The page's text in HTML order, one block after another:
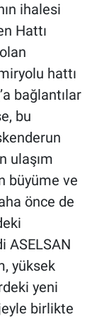
ihalesi
Hattı
hattı
bağlantılar
bu
ulaşım
büyüme ve
önce de
ASELSAN
yüksek
yeni
birlikte